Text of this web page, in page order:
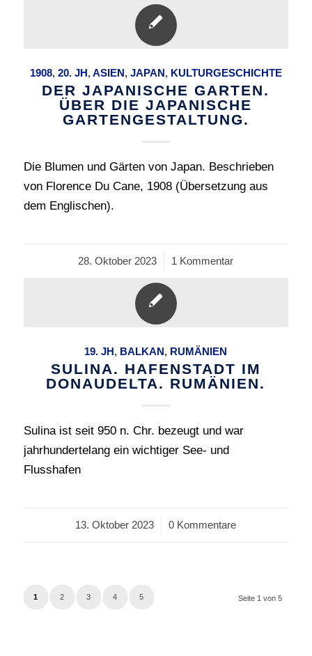
1908, 20. JH,ASIEN, JAPAN, KULTURGESCHICHTE
DER JAPANISCHE GARTEN.
ÜBER DIE JAPANISCHE
GARTENGESTALTUNG.
Die Blumen und Gärten von Japan. Beschrieben
von Florence Du Cane, 1908 (Übersetzung aus
dem Englischen).
28. Oktober 2023
/ 1 Kommentar
19. JH, BALKAN, RUMÄNIEN
SULINA. HAFENSTADT IM
DONAUDELTA. RUMÄNIEN.
Sulina ist seit 950 n. Chr. bezeugt und war
jahrhundertelang ein wichtiger See- und
Flusshafen
13. Oktober 2023
/ 0 Kommentare
Seite 1 von 5
1 2 3 4 5